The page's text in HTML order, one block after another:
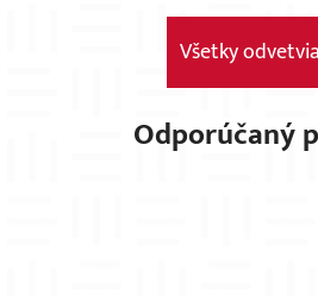
Všetky odvetvia
Odporúčaný